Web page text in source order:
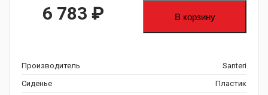
6 783 ₽ В корзину
Производитель
Santeri
Сиденье
Пластик